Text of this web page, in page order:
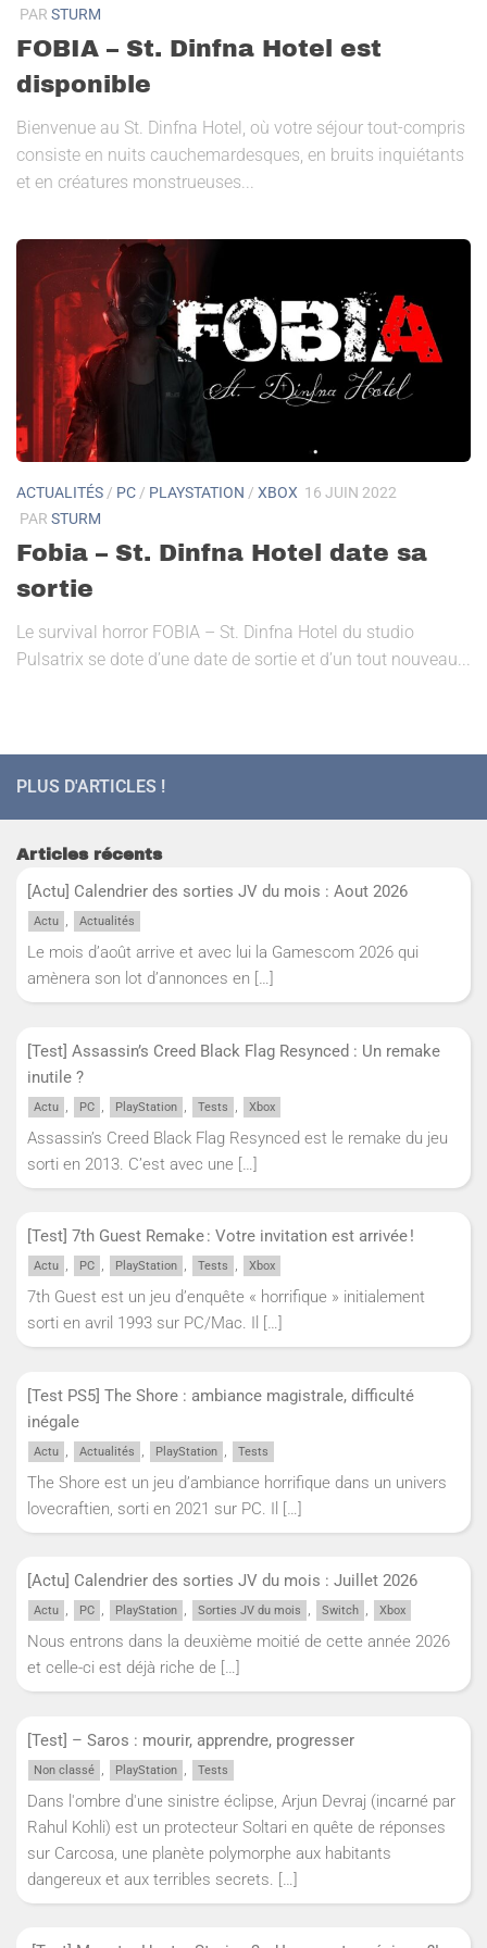
PAR STURM
FOBIA – St. Dinfna Hotel est
disponible
Bienvenue au St. Dinfna Hotel, où votre séjour tout-compris
consiste en nuits cauchemardesques, en bruits inquiétants
et en créatures monstrueuses...
ACTUALITÉS / PC / PLAYSTATION / XBOX 16 JUIN 2022
PAR STURM
Fobia – St. Dinfna Hotel date sa
sortie
Le survival horror FOBIA – St. Dinfna Hotel du studio
Pulsatrix se dote d’une date de sortie et d’un tout nouveau...
PLUS D'ARTICLES !
Articles récents
[Actu] Calendrier des sorties JV du mois : Aout 2026
Actu , Actualités
Le mois d’août arrive et avec lui la Gamescom 2026 qui
amènera son lot d’annonces en […]
[Test] Assassin’s Creed Black Flag Resynced : Un remake
inutile ?
Actu PC PlayStation Tests Xbox
Assassin’s Creed Black Flag Resynced est le remake du jeu
sorti en 2013. C’est avec une […]
[Test] 7th Guest Remake : Votre invitation est arrivée !
Actu , PC , PlayStation , Tests , Xbox
7th Guest est un jeu d’enquête « horrifique » initialement
sorti en avril 1993 sur PC/Mac. Il […]
[Test PS5] The Shore : ambiance magistrale, difficulté
inégale
Actu Actualités PlayStation Tests
The Shore est un jeu d’ambiance horrifique dans un univers
lovecraftien, sorti en 2021 sur PC. Il […]
[Actu] Calendrier des sorties JV du mois : Juillet 2026
Actu , PC , PlayStation , Sorties JV du mois , Switch , Xbox
Nous entrons dans la deuxième moitié de cette année 2026
et celle-ci est déjà riche de […]
[Test] – Saros : mourir, apprendre, progresser
Non classé PlayStation Tests
Dans l'ombre d'une sinistre éclipse, Arjun Devraj (incarné par
Rahul Kohli) est un protecteur Soltari en quête de réponses
sur Carcosa, une planète polymorphe aux habitants
dangereux et aux terribles secrets.
[…]